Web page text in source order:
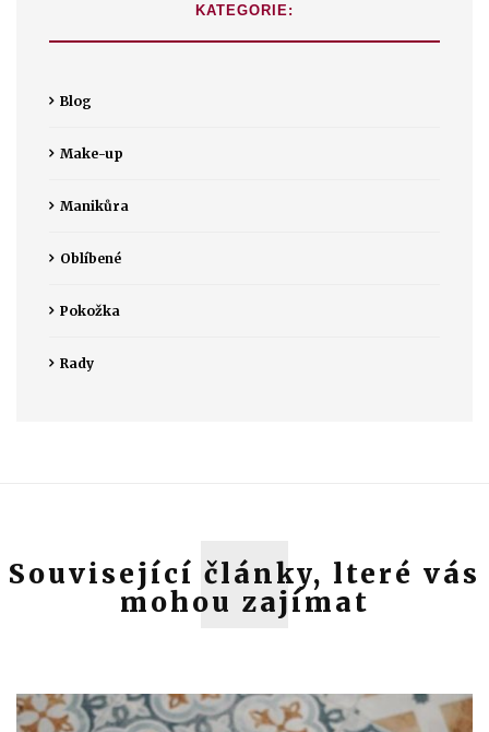
KATEGORIE:
Blog
Make-up
Manikůra
Oblíbené
Pokožka
Rady
Související články, lteré vás
mohou zajímat